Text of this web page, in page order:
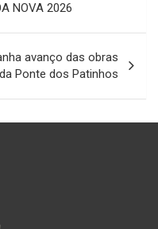
NOVA 2026
avanço das obras
da Ponte dos Patinhos